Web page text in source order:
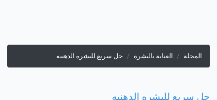
المجلة العناية بالبشرة حل سريع للبشره الدهنيه
حل سريع للبشره الدهنيه